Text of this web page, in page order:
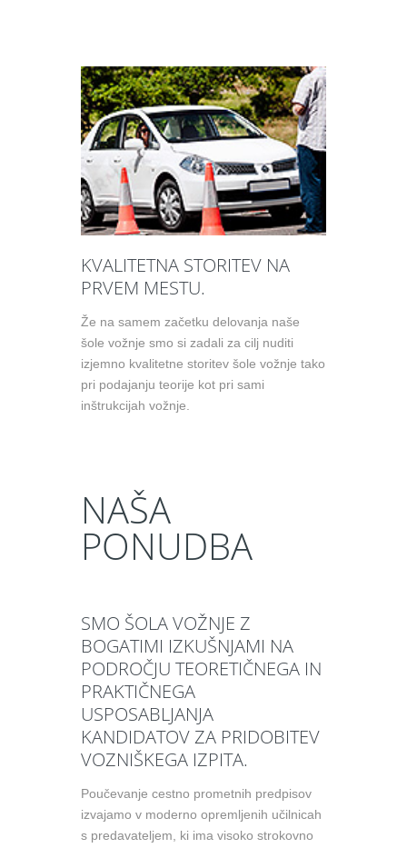
KVALITETNA STORITEV NA
PRVEM MESTU.
Že na samem začetku delovanja naše
šole vožnje smo si zadali za cilj nuditi
izjemno kvalitetne storitev šole vožnje tako
pri podajanju teorije kot pri sami
inštrukcijah vožnje.
NAŠA
PONUDBA
SMO ŠOLA VOŽNJE Z
BOGATIMI IZKUŠNJAMI NA
PODROČJU TEORETIČNEGA IN
PRAKTIČNEGA
USPOSABLJANJA
KANDIDATOV ZA PRIDOBITEV
VOZNIŠKEGA IZPITA.
Poučevanje cestno prometnih predpisov
izvajamo v moderno opremljenih učilnicah
s predavateljem, ki ima visoko strokovno